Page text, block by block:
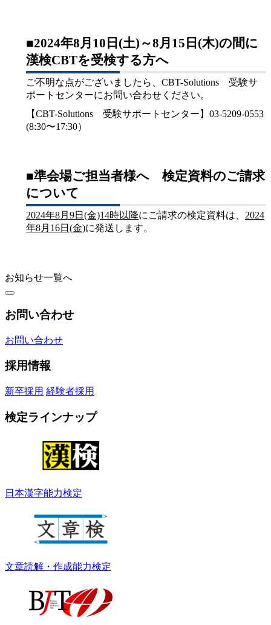
■2024年8月10日(土)～8月15日(木)の間に
漢検CBTを受検する方へ
ご不明な点がございましたら、CBT-Solutions 受験サ
ポートセンターにお問い合わせください。
【CBT-Solutions 受験サポートセンター】03-5209-0553
(8:30〜17:30）
■準会場ご担当者様へ 検定資料のご請求
について
2024年8月9日(金)14時以降にご請求の検定資料は、 2024
年8月16日(金)に発送します。
お知らせ一覧へ
お問い合わせ
お問い合わせ
採用情報
新卒採用 経験者採用
検定ラインナップ
日本漢字能力検定
文章読解・作成能力検定